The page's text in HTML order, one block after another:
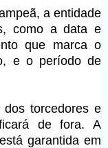
a entidade
como a data e
que marca o
e o período de
torcedores e
de fora. A
garantida em